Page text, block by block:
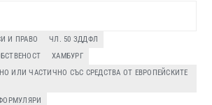
И ПРАВО
ЧЛ. 50 ЗДДФЛ
ХАМБУРГ
ИЛИ ЧАСТИЧНО СЪС СРЕДСТВА ОТ ЕВРОПЕЙСКИТЕ